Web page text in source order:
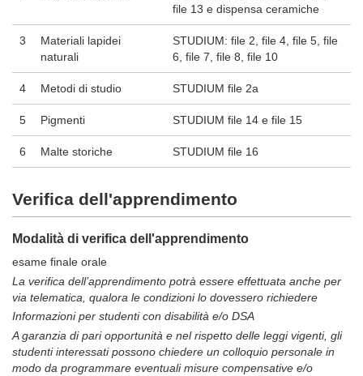
file 13 e dispensa ceramiche
3
Materiali lapidei
naturali
STUDIUM: file 2, file 4, file 5, file
6, file 7, file 8, file 10
4 Metodi di studio STUDIUM file 2a
5 Pigmenti STUDIUM file 14 e file 15
6 Malte storiche STUDIUM file 16
Verifica dell'apprendimento
Modalità di verifica dell'apprendimento
esame finale orale
La verifica dell’apprendimento potrà essere effettuata anche per
via telematica, qualora le condizioni lo dovessero richiedere
Informazioni per studenti con disabilità e/o DSA
A garanzia di pari opportunità e nel rispetto delle leggi vigenti, gli
studenti interessati possono chiedere un colloquio personale in
modo da programmare eventuali misure compensative e/o